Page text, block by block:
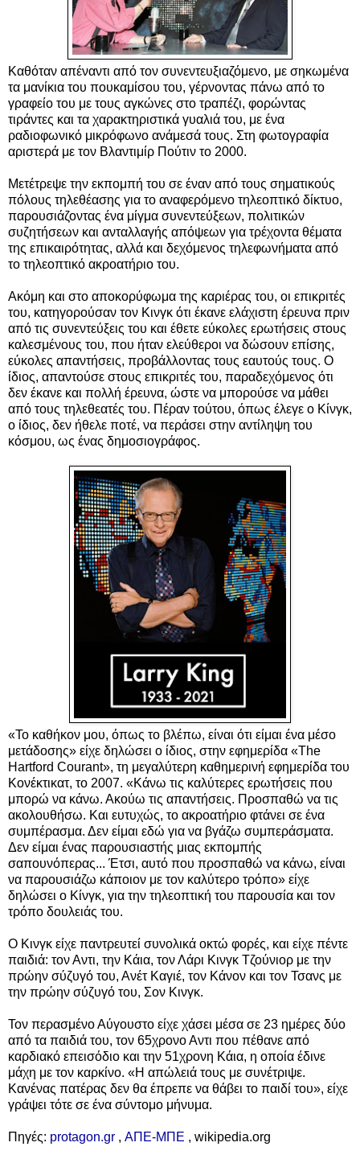
Καθόταν απέναντι από τον συνεντευξιαζόμενο, με σηκωμένα
τα μανίκια του πουκαμίσου του, γέρνοντας πάνω από το
γραφείο του με τους αγκώνες στο τραπέζι, φορώντας
τιράντες και τα χαρακτηριστικά γυαλιά του, με ένα
ραδιοφωνικό μικρόφωνο ανάμεσά τους. Στη φωτογραφία
αριστερά με τον Βλαντιμίρ Πούτιν το 2000.
Μετέτρεψε την εκπομπή του σε έναν από τους σηματικούς
πόλους τηλεθέασης για το αναφερόμενο τηλεοπτικό δίκτυο,
παρουσιάζοντας ένα μίγμα συνεντεύξεων, πολιτικών
συζητήσεων και ανταλλαγής απόψεων για τρέχοντα θέματα
της επικαιρότητας, αλλά και δεχόμενος τηλεφωνήματα από
το τηλεοπτικό ακροατήριο του.
Ακόμη και στο αποκορύφωμα της καριέρας του, οι επικριτές
του, κατηγορούσαν τον Κινγκ ότι έκανε ελάχιστη έρευνα πριν
από τις συνεντεύξεις του και έθετε εύκολες ερωτήσεις στους
καλεσμένους του, που ήταν ελεύθεροι να δώσουν επίσης,
εύκολες απαντήσεις, προβάλλοντας τους εαυτούς τους. Ο
ίδιος, απαντούσε στους επικριτές του, παραδεχόμενος ότι
δεν έκανε και πολλή έρευνα, ώστε να μπορούσε να μάθει
από τους τηλεθεατές του. Πέραν τούτου, όπως έλεγε ο Κίνγκ,
ο ίδιος, δεν ήθελε ποτέ, να περάσει στην αντίληψη του
κόσμου, ως ένας δημοσιογράφος.
«Το καθήκον μου, όπως το βλέπω, είναι ότι είμαι ένα μέσο
μετάδοσης» είχε δηλώσει ο ίδιος, στην εφημερίδα «The
Hartford Courant», τη μεγαλύτερη καθημερινή εφημερίδα του
Κονέκτικατ, το 2007. «Κάνω τις καλύτερες ερωτήσεις που
μπορώ να κάνω. Ακούω τις απαντήσεις. Προσπαθώ να τις
ακολουθήσω. Και ευτυχώς, το ακροατήριο φτάνει σε ένα
συμπέρασμα. Δεν είμαι εδώ για να βγάζω συμπεράσματα.
Δεν είμαι ένας παρουσιαστής μιας εκπομπής
σαπουνόπερας... Έτσι, αυτό που προσπαθώ να κάνω, είναι
να παρουσιάζω κάποιον με τον καλύτερο τρόπο» είχε
δηλώσει ο Κίνγκ, για την τηλεοπτική του παρουσία και τον
τρόπο δουλειάς του.
Ο Κινγκ είχε παντρευτεί συνολικά οκτώ φορές, και είχε πέντε
παιδιά: τον Αντι, την Κάια, τον Λάρι Κινγκ Τζούνιορ με την
πρώην σύζυγό του, Ανέτ Καγιέ, τον Κάνον και τον Τσανς με
την πρώην σύζυγό του, Σον Κινγκ.
Τον περασμένο Αύγουστο είχε χάσει μέσα σε 23 ημέρες δύο
από τα παιδιά του, τον 65χρονο Αντι που πέθανε από
καρδιακό επεισόδιο και την 51χρονη Κάια, η οποία έδινε
μάχη με τον καρκίνο. «Η απώλειά τους με συνέτριψε.
Κανένας πατέρας δεν θα έπρεπε να θάβει το παιδί του», είχε
γράψει τότε σε ένα σύντομο μήνυμα.
Πηγές: protagon.gr , ΑΠΕ-ΜΠΕ , wikipedia.org